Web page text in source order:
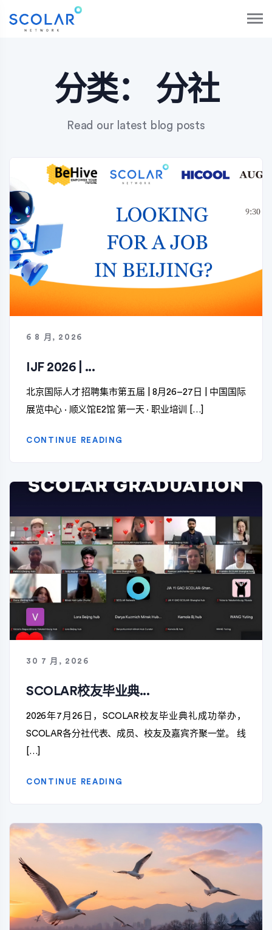
分类： 分社
Read our latest blog posts
6 8 月, 2026
IJF 2026 | ...
北京国际人才招聘集市第五届 | 8月26–27日 | 中国国际
展览中心 · 顺义馆E2馆 第一天 · 职业培训 […]
CONTINUE READING
30 7 月, 2026
SCOLAR校友毕业典...
2026年7月26日，SCOLAR校友毕业典礼成功举办，
SCOLAR各分社代表、成员、校友及嘉宾齐聚一堂。 线
[…]
CONTINUE READING